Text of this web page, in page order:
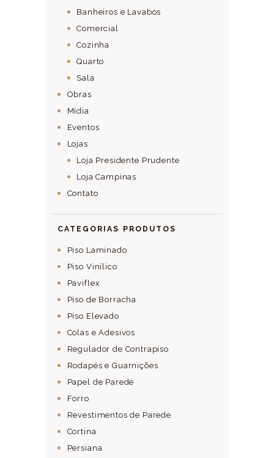
Banheiros e Lavabos
Comercial
Cozinha
Quarto
Sala
Obras
Mídia
Eventos
Lojas
Loja Presidente Prudente
Loja Campinas
Contato
CATEGORIAS PRODUTOS
Piso Laminado
Piso Vinílico
Paviflex
Piso de Borracha
Piso Elevado
Colas e Adesivos
Regulador de Contrapiso
Rodapés e Guarnições
Papel de Parede
Forro
Revestimentos de Parede
Cortina
Persiana